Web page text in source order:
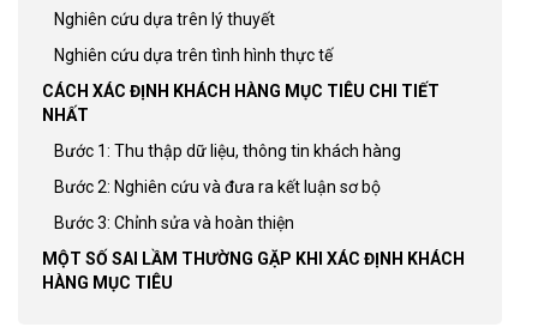
Nghiên cứu dựa trên lý thuyết
Nghiên cứu dựa trên tình hình thực tế
CÁCH XÁC ĐỊNH KHÁCH HÀNG MỤC TIÊU CHI TIẾT
NHẤT
Bước 1: Thu thập dữ liệu, thông tin khách hàng
Bước 2: Nghiên cứu và đưa ra kết luận sơ bộ
Bước 3: Chỉnh sửa và hoàn thiện
MỘT SỐ SAI LẦM THƯỜNG GẶP KHI XÁC ĐỊNH KHÁCH
HÀNG MỤC TIÊU